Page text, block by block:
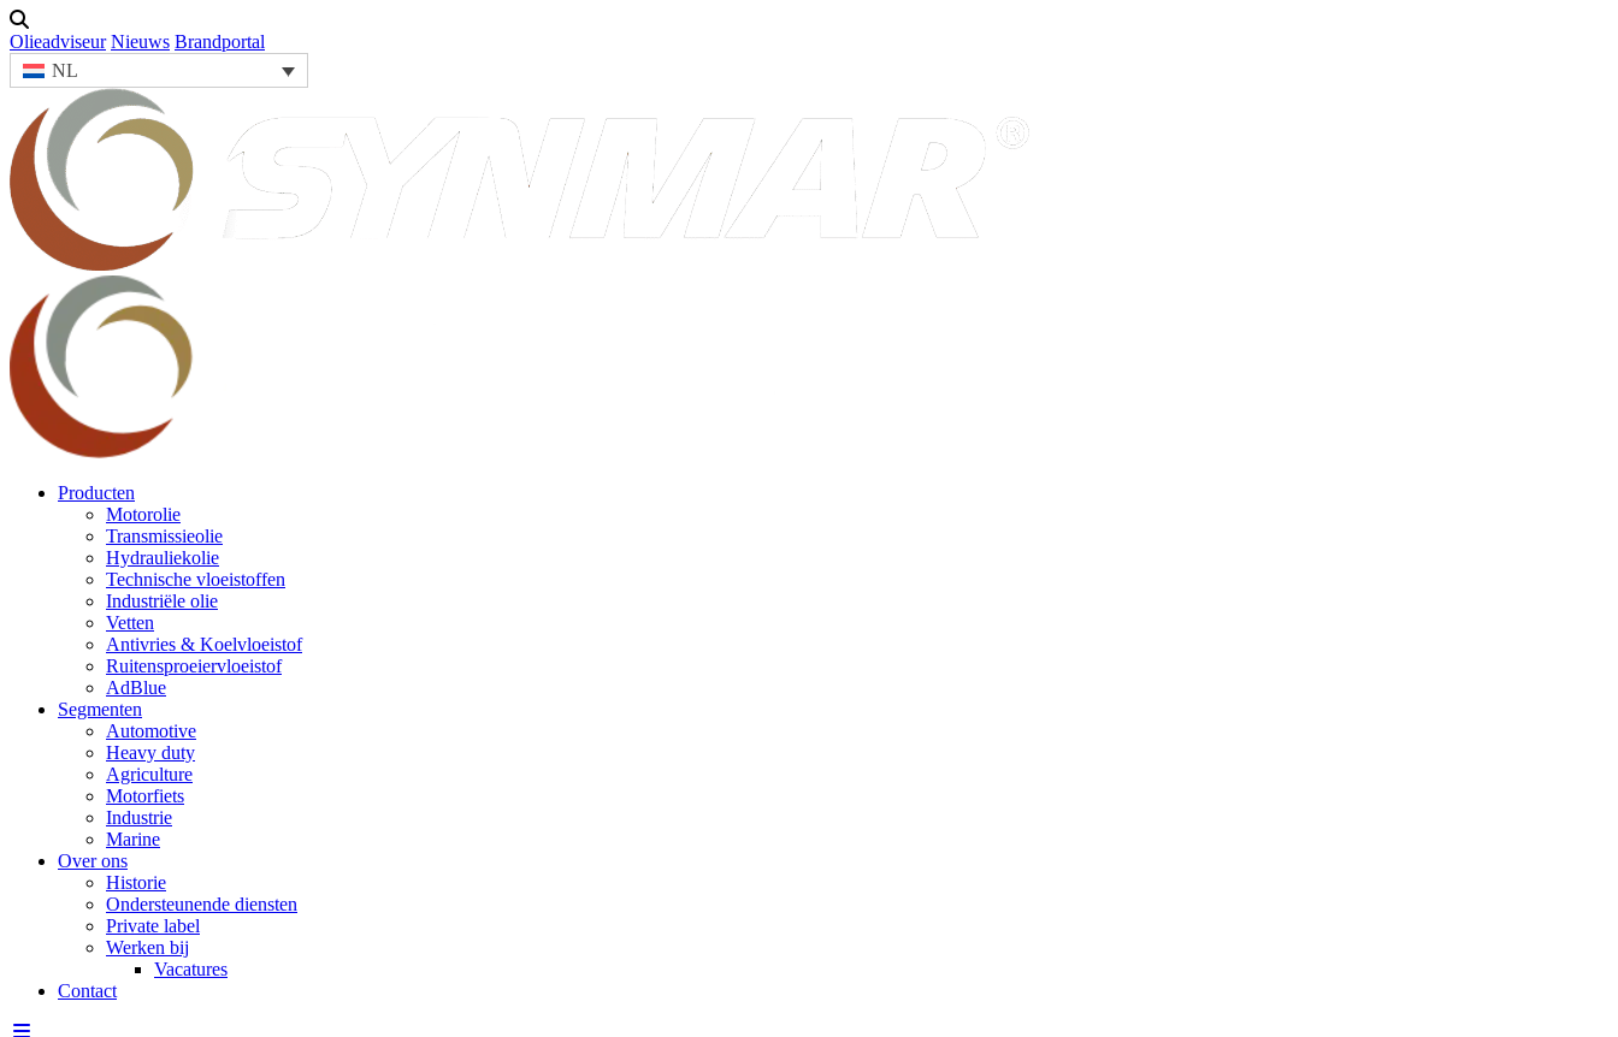
Olieadviseur Nieuws Brandportal
NL
Producten
Motorolie
Transmissieolie
Hydrauliekolie
Technische vloeistoffen
Industriële olie
Vetten
Antivries & Koelvloeistof
Ruitensproeiervloeistof
AdBlue
Segmenten
Automotive
Heavy duty
Agriculture
Motorfiets
Industrie
Marine
Over ons
Historie
Ondersteunende diensten
Private label
Werken bij
Vacatures
Contact